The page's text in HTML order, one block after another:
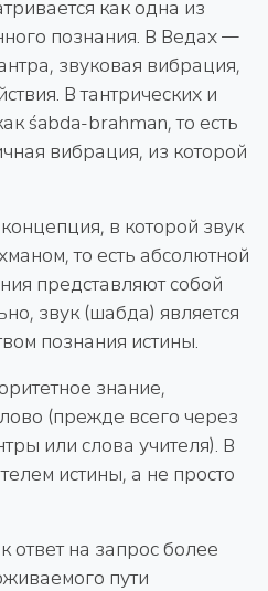
как одна из
познания. В Ведах —
звуковая вибрация,
В тантрических и
śabda-brahman, то есть
вибрация, из которой
в которой звук
то есть абсолютной
представляют собой
звук (шабда) является
познания истины.
знание,
(прежде всего через
или слова учителя). В
истины, а не просто
ответ на запрос более
пути